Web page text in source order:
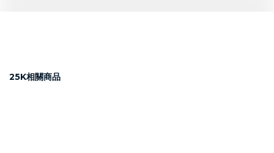
25K相關商品